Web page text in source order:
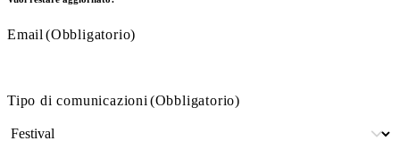
Email (Obbligatorio)
Tipo di comunicazioni (Obbligatorio)